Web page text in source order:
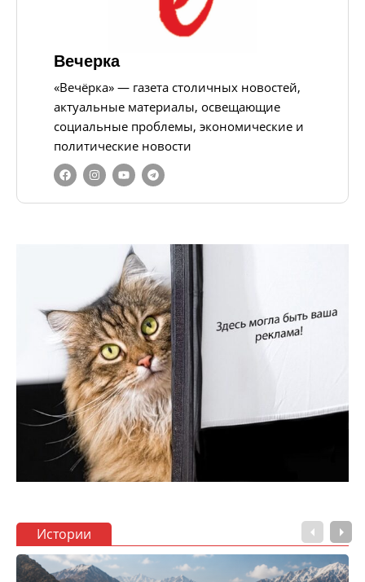
Вечерка
«Вечёрка» — газета столичных новостей,
актуальные материалы, освещающие
социальные проблемы, экономические и
политические новости
Истории